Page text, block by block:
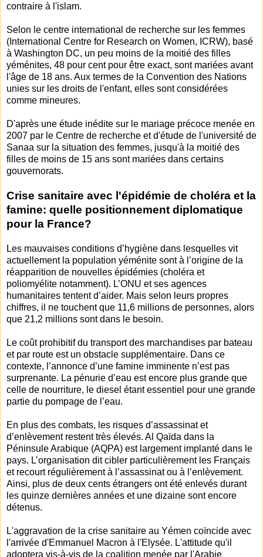
contraire à l'islam.
Selon le centre international de recherche sur les femmes
(International Centre for Research on Women, ICRW), basé
à Washington DC, un peu moins de la moitié des filles
yéménites, 48 pour cent pour être exact, sont mariées avant
l'âge de 18 ans. Aux termes de la Convention des Nations
unies sur les droits de l'enfant, elles sont considérées
comme mineures.
D'après une étude inédite sur le mariage précoce menée en
2007 par le Centre de recherche et d'étude de l'université de
Sanaa sur la situation des femmes, jusqu'à la moitié des
filles de moins de 15 ans sont mariées dans certains
gouvernorats.
Crise sanitaire avec l'épidémie de choléra et la
famine: quelle positionnement diplomatique
pour la France?
Les mauvaises conditions d’hygiène dans lesquelles vit
actuellement la population yéménite sont à l’origine de la
réapparition de nouvelles épidémies (choléra et
poliomyélite notamment). L’ONU et ses agences
humanitaires tentent d’aider. Mais selon leurs propres
chiffres, il ne touchent que 11,6 millions de personnes, alors
que 21,2 millions sont dans le besoin.
Le coût prohibitif du transport des marchandises par bateau
et par route est un obstacle supplémentaire. Dans ce
contexte, l’annonce d’une famine imminente n’est pas
surprenante. La pénurie d’eau est encore plus grande que
celle de nourriture, le diesel étant essentiel pour une grande
partie du pompage de l’eau.
En plus des combats, les risques d’assassinat et
d’enlèvement restent très élevés. Al Qaïda dans la
Péninsule Arabique (AQPA) est largement implanté dans le
pays. L’organisation dit cibler particulièrement les Français
et recourt régulièrement à l’assassinat ou à l’enlèvement.
Ainsi, plus de deux cents étrangers ont été enlevés durant
les quinze dernières années et une dizaine sont encore
détenus.
L'aggravation de la crise sanitaire au Yémen coïncide avec
l'arrivée d'Emmanuel Macron à l'Elysée. L'attitude qu'il
adoptera vis-à-vis de la coalition menée par l'Arabie